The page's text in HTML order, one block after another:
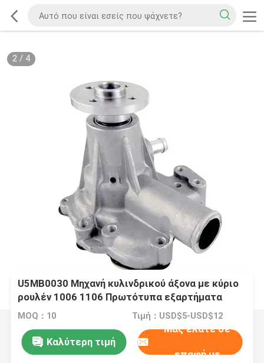
2/ 4
U5MB0030 Μηχανή κυλινδρικού άξονα με κύριο
ρουλέν 1006 1106 Πρωτότυπα εξαρτήματα
Perkins
MOQ：10 Τιμή：USD$5-USD$12
Καλύτερη τιμή
Μας ελάτε σε
επαφή με